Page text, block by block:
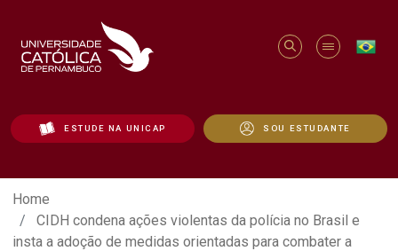
ESTUDE NA UNICAP SOU ESTUDANTE
CIDH condena ações violentas da
Home
CIDH condena ações violentas da polícia no Brasil e
insta a adoção de medidas orientadas para combater a